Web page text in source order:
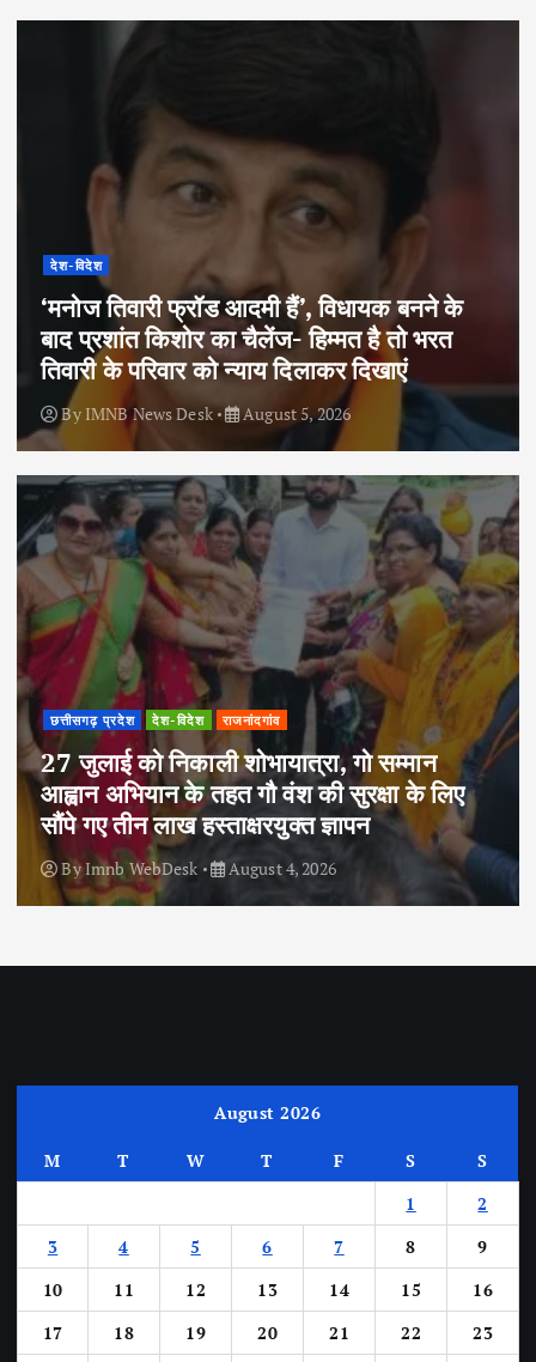
देश-विदेश
‘मनोज तिवारी फ्रॉड आदमी हैं’, विधायक बनने के
बाद प्रशांत किशोर का चैलेंज- हिम्मत है तो भरत
तिवारी के परिवार को न्याय दिलाकर दिखाएं
By IMNB News Desk August 5, 2026
छत्तीसगढ़ प्रदेश देश-विदेश राजनांदगांव
27 जुलाई को निकाली शोभायात्रा, गो सम्मान
आह्वान अभियान के तहत गौ वंश की सुरक्षा के लिए
सौंपे गए तीन लाख हस्ताक्षरयुक्त ज्ञापन
ByImnb WebDesk August 4, 2026
August 2026
M T W T F S
S
1
2
3
4 5 6 7 8
9
10
11 12 13 14 15
16
17
18 19 20 21 22
23